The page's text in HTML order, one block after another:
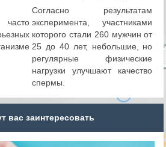
часто
Согласно результатам
эксперимента, участниками
которого стали 260 мужчин от
25 до 40 лет, небольшие, но
регулярные физические
нагрузки улучшают качество
спермы.
вас заинтересовать